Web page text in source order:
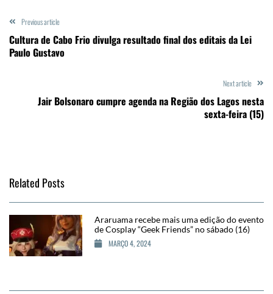
Previous article
Cultura de Cabo Frio divulga resultado final dos editais da Lei
Paulo Gustavo
Next article
Jair Bolsonaro cumpre agenda na Região dos Lagos nesta
sexta-feira (15)
Related Posts
Araruama recebe mais uma edição do evento
de Cosplay “Geek Friends” no sábado (16)
MARÇO 4, 2024